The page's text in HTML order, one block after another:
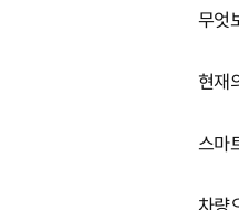
무엇
현재
스마